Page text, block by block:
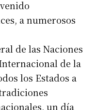
a numerosos
de las Naciones
de la
los Estados a
un día